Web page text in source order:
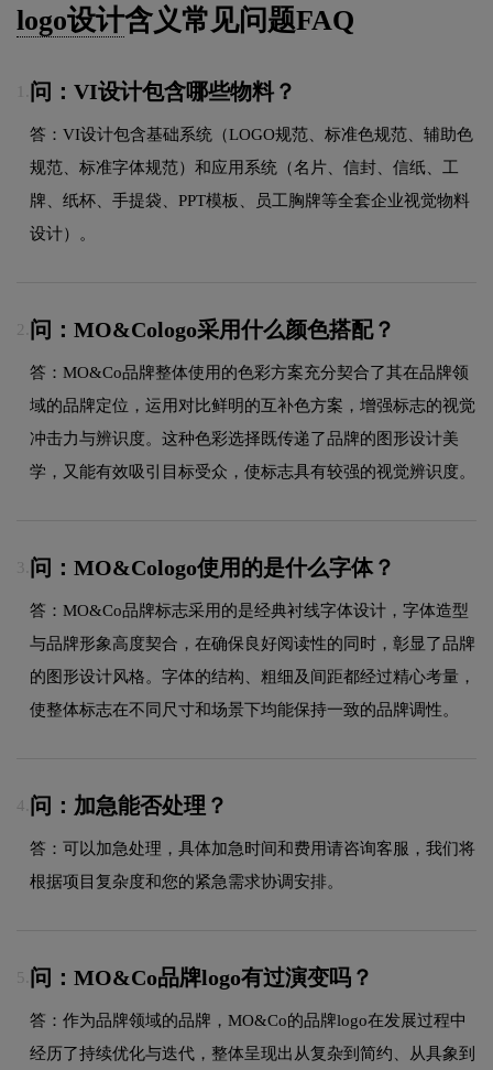
logo设计含义常见问题FAQ
问：VI设计包含哪些物料？
答：VI设计包含基础系统（LOGO规范、标准色规范、辅助色
规范、标准字体规范）和应用系统（名片、信封、信纸、工
牌、纸杯、手提袋、PPT模板、员工胸牌等全套企业视觉物料
设计）。
2. 问：MO&Cologo采用什么颜色搭配？
答：MO&Co品牌整体使用的色彩方案充分契合了其在品牌领
域的品牌定位，运用对比鲜明的互补色方案，增强标志的视觉
冲击力与辨识度。这种色彩选择既传递了品牌的图形设计美
学，又能有效吸引目标受众，使标志具有较强的视觉辨识度。
3. 问：MO&Cologo使用的是什么字体？
答：MO&Co品牌标志采用的是经典衬线字体设计，字体造型
与品牌形象高度契合，在确保良好阅读性的同时，彰显了品牌
的图形设计风格。字体的结构、粗细及间距都经过精心考量，
使整体标志在不同尺寸和场景下均能保持一致的品牌调性。
4. 问：加急能否处理？
答：可以加急处理，具体加急时间和费用请咨询客服，我们将
根据项目复杂度和您的紧急需求协调安排。
5. 问：MO&Co品牌logo有过演变吗？
答：作为品牌领域的品牌，MO&Co的品牌logo在发展过程中
经历了持续优化与迭代，整体呈现出从复杂到简约、从具象到